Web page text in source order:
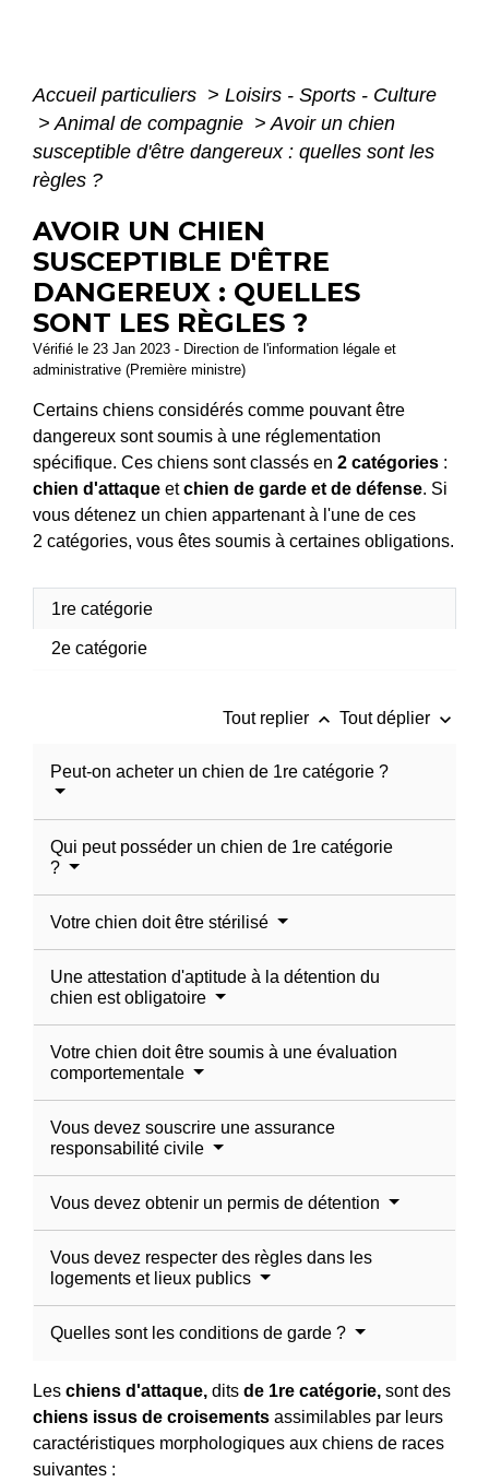
Accueil particuliers > Loisirs - Sports - Culture
> Animal de compagnie > Avoir un chien
susceptible d'être dangereux : quelles sont les
règles ?
AVOIR UN CHIEN
SUSCEPTIBLE D'ÊTRE
DANGEREUX : QUELLES
SONT LES RÈGLES ?
Vérifié le 23 Jan 2023 - Direction de l'information légale et
administrative (Première ministre)
Certains chiens considérés comme pouvant être
dangereux sont soumis à une réglementation
spécifique. Ces chiens sont classés en 2 catégories :
chien d'attaque etchien de garde et de défense. Si
vous détenez un chien appartenant à l'une de ces
2 catégories, vous êtes soumis à certaines obligations.
1re catégorie
2e catégorie
Tout replier keyboard_arrow_up Tout déplier keyboard_arrow_down
Peut-on acheter un chien de 1re catégorie ?
Qui peut posséder un chien de 1re catégorie
?
Votre chien doit être stérilisé
Une attestation d'aptitude à la détention du
chien est obligatoire
Votre chien doit être soumis à une évaluation
comportementale
Vous devez souscrire une assurance
responsabilité civile
Vous devez obtenir un permis de détention
Vous devez respecter des règles dans les
logements et lieux publics
Quelles sont les conditions de garde ?
Les chiens d'attaque, dits de 1re catégorie, sont des
chiens issus de croisements assimilables par leurs
caractéristiques morphologiques aux chiens de races
suivantes :